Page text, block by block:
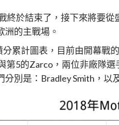
終於結束了，接下來將要從
洲的主戰場。
累計圖表，目前由開幕戰
第5的Zarco，兩位非廠隊
別是：Bradley Smith，以